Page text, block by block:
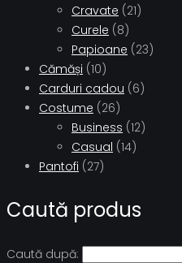
Cravate (21)
Curele (8)
Papioane (23)
Cămăși (10)
Carduri cadou (6)
Costume (26)
Business (12)
Casual (14)
Pantofi (27)
Caută produs
Caută după: